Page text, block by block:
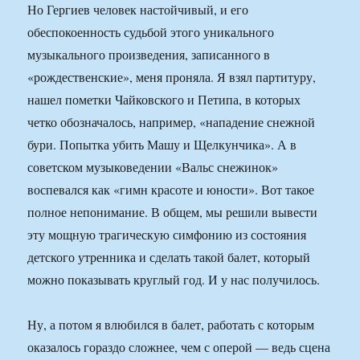
Но Гергиев человек настойчивый, и его
обеспокоенность судьбой этого уникального
музыкального произведения, записанного в
«рождественские», меня проняла. Я взял партитуру,
нашел пометки Чайковского и Петипа, в которых
четко обозначалось, например, «нападение снежной
бури. Попытка убить Машу и Щелкунчика». А в
советском музыковедении «Вальс снежинок»
воспевался как «гимн красоте и юности». Вот такое
полное непонимание. В общем, мы решили вывести
эту мощную трагическую симфонию из состояния
детского утренника и сделать такой балет, который
можно показывать круглый год. И у нас получилось.
Ну, а потом я влюбился в балет, работать с которым
оказалось гораздо сложнее, чем с оперой — ведь сцена